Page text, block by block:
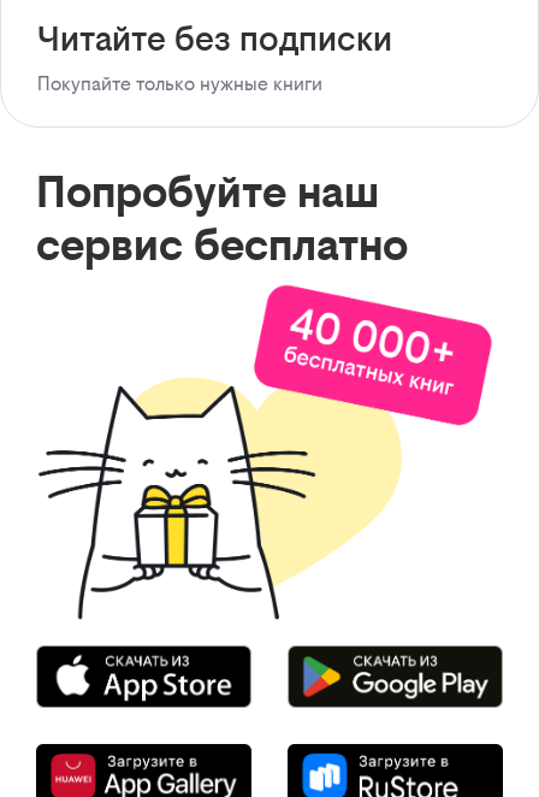
Читайте без подписки
Покупайте только нужные книги
Попробуйте наш
сервис бесплатно